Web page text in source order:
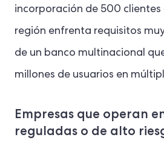
incorporación de 500 clientes
región enfrenta requisitos
de un banco multinacional
millones de usuarios en
Empresas que operan
reguladas o de alto